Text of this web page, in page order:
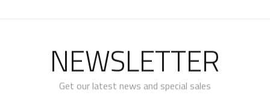
NEWSLETTER
Get our latest news and special sales